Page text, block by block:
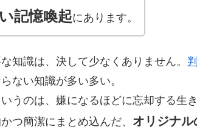
記憶喚起にあります。
知識は、決して少なくありません。
ない知識が多い多い。
うのは、嫌になるほどに忘却する生
つ簡潔にまとめ込んだ、 オリジナル